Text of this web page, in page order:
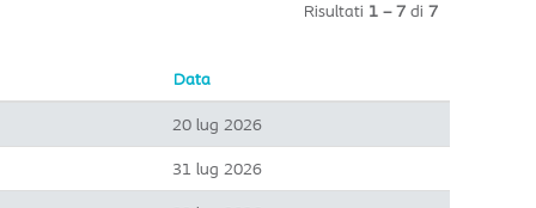
Risultati 1 – 7 di 7
Data
20 lug 2026
31 lug 2026